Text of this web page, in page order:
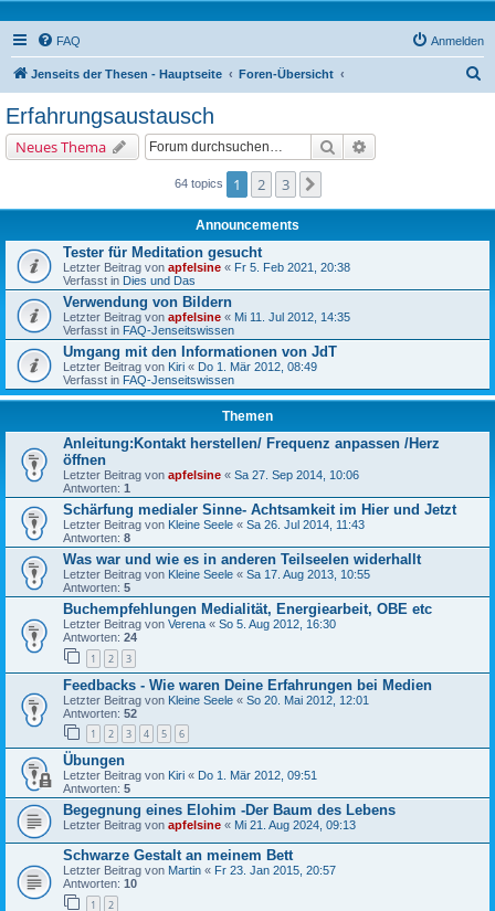
FAQ Anmelden
Jenseits der Thesen - Hauptseite Foren-Übersicht
Erfahrungsaustausch
Neues Thema Suche
64 topics 1 2 3
Announcements
Tester für Meditation gesucht
Letzter Beitrag von apfelsine « Fr 5. Feb 2021, 20:38
Verfasst in Dies und Das
Verwendung von Bildern
Letzter Beitrag von apfelsine « Mi 11. Jul 2012, 14:35
Verfasst in FAQ-Jenseitswissen
Umgang mit den Informationen von JdT
Letzter Beitrag von Kiri « Do 1. Mär 2012, 08:49
Verfasst in FAQ-Jenseitswissen
Themen
Anleitung:Kontakt herstellen/ Frequenz anpassen /Herz
öffnen
Letzter Beitrag von apfelsine « Sa 27. Sep 2014, 10:06
Antworten: 1
Schärfung medialer Sinne- Achtsamkeit im Hier und Jetzt
Letzter Beitrag von Kleine Seele « Sa 26. Jul 2014, 11:43
Antworten: 8
Was war und wie es in anderen Teilseelen widerhallt
Letzter Beitrag von Kleine Seele « Sa 17. Aug 2013, 10:55
Antworten: 5
Buchempfehlungen Medialität, Energiearbeit, OBE etc
Letzter Beitrag von Verena « So 5. Aug 2012, 16:30
Antworten: 24
1 2 3
Feedbacks - Wie waren Deine Erfahrungen bei Medien
Letzter Beitrag von Kleine Seele « So 20. Mai 2012, 12:01
Antworten: 52
1 2 3 4 5 6
Übungen
Letzter Beitrag von Kiri « Do 1. Mär 2012, 09:51
Antworten: 5
Begegnung eines Elohim -Der Baum des Lebens
Letzter Beitrag von apfelsine « Mi 21. Aug 2024, 09:13
Schwarze Gestalt an meinem Bett
Letzter Beitrag von Martin « Fr 23. Jan 2015, 20:57
Antworten: 10
1 2